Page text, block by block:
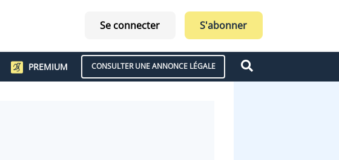
Se connecter S'abonner
PREMIUM CONSULTER UNE ANNONCE LÉGALE